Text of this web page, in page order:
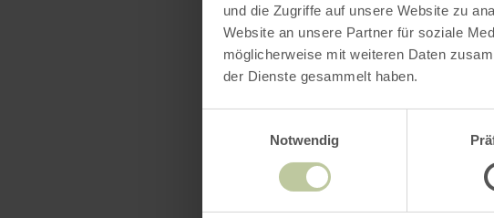
und die Zugriffe auf unsere Website zu
Website an unsere Partner für soziale
möglicherweise mit weiteren Daten
der Dienste gesammelt haben.
Notwendig
Platzangebot